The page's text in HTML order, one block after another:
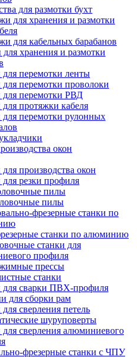
для размотки бухт
для хранения и размотки
для кабельных барабанов
хранения и размотки
перемотки ленты
перемотки проволоки
для перемотки РВД
протяжки кабеля
перемотки рулонных
окон
производства окон
резки профиля
пилы
пилы
фрезерные станки по
станки по алюминию
станки для
профиля
прессы
станки
для сварки ПВХ-профиля
для сборки рам
сверления петель
шуруповерты
сверления алюминиевого
фрезерные станки с ЧПУ